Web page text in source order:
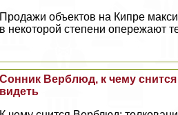
Продажи объектов на Кипре
в некоторой степени опережают
Сонник Верблюд, к чему
видеть